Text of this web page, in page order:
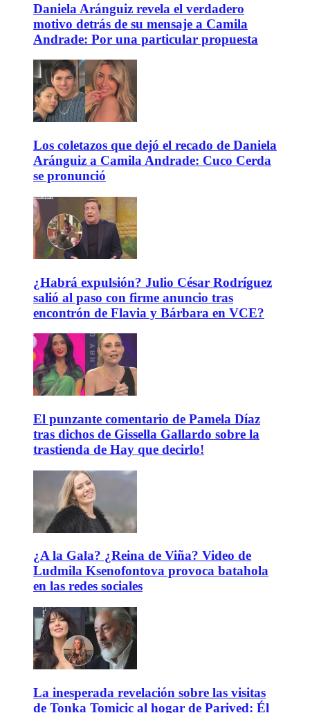
Daniela Aránguiz revela el verdadero
motivo detrás de su mensaje a Camila
Andrade: Por una particular propuesta
Los coletazos que dejó el recado de Daniela
Aránguiz a Camila Andrade: Cuco Cerda
se pronunció
¿Habrá expulsión? Julio César Rodríguez
salió al paso con firme anuncio tras
encontrón de Flavia y Bárbara en VCE?
El punzante comentario de Pamela Díaz
tras dichos de Gissella Gallardo sobre la
trastienda de Hay que decirlo!
¿A la Gala? ¿Reina de Viña? Video de
Ludmila Ksenofontova provoca batahola
en las redes sociales
La inesperada revelación sobre las visitas
de Tonka Tomicic al hogar de Parived: Él